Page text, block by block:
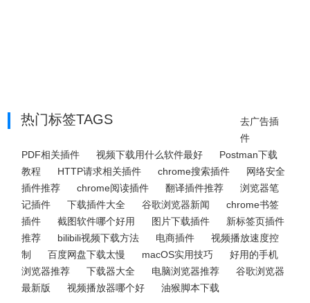
热门标签TAGS
去广告插
件
PDF相关插件
视频下载用什么软件最好
Postman下载
教程
HTTP请求相关插件 chrome搜索插件
网络安全
插件推荐
chrome阅读插件 翻译插件推荐
浏览器笔
记插件
下载插件大全 谷歌浏览器新闻
chrome书签
插件
截图软件哪个好用 图片下载插件
新标签页插件
推荐
bilibili视频下载方法 电商插件
视频播放速度控
制
百度网盘下载太慢 macOS实用技巧
好用的手机
浏览器推荐
下载器大全 电脑浏览器推荐
谷歌浏览器
最新版
视频播放器哪个好 油猴脚本下载